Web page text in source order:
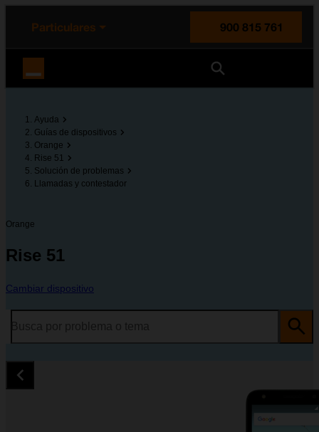
principal
la página
Particulares
900 815 761
Ayuda
Guías de dispositivos
Orange
Rise 51
Solución de problemas
Llamadas y contestador
Orange
Rise 51
Cambiar dispositivo